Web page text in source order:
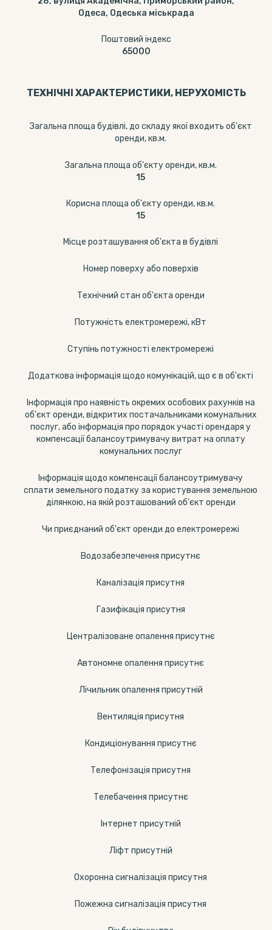
Одеса, Одеська міськрада
Поштовий індекс
65000
ТЕХНІЧНІ ХАРАКТЕРИСТИКИ, НЕРУХОМІСТЬ
Загальна площа будівлі, до складу якої входить об'єкт
оренди, кв.м.
Загальна площа об'єкту оренди, кв.м.
15
Корисна площа об'єкту оренди, кв.м.
15
Місце розташування об'єкта в будівлі
Номер поверху або поверхів
Технічний стан об'єкта оренди
Потужність електромережі, кВт
Ступінь потужності електромережі
Додаткова інформація щодо комунікацій, що є в об'єкті
Інформація про наявність окремих особових рахунків на
об'єкт оренди, відкритих постачальниками комунальних
послуг, або інформація про порядок участі орендаря у
компенсації балансоутримувачу витрат на оплату
комунальних послуг
Інформація щодо компенсації балансоутримувачу
сплати земельного податку за користування земельною
ділянкою, на якій розташований об'єкт оренди
Чи приєднаний об'єкт оренди до електромережі
Водозабезпечення присутнє
Каналізація присутня
Газифікація присутня
Централізоване опалення присутнє
Автономне опалення присутнє
Лічильник опалення присутній
Вентиляція присутня
Кондиціонування присутнє
Телефонізація присутня
Телебачення присутнє
Інтернет присутній
Ліфт присутній
Охоронна сигналізація присутня
Пожежна сигналізація присутня